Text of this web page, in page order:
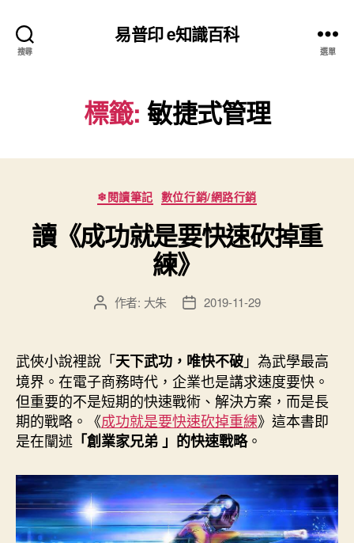
搜尋
易普印 e知識百科
選單
標籤: 敏捷式管理
分
類
❄閱讀筆記 數位行銷/網路行銷
讀《成功就是要快速砍掉重
練》
文
者
作者: 大朱
文
佈
日
期
2019-11-29
武俠小說裡說「天下武功，唯快不破」為武學最高
境界。在電子商務時代，企業也是講求速度要快。
但重要的不是短期的快速戰術、解決方案，而是長
期的戰略。《成功就是要快速砍掉重練》這本書即
是在闡述 「創業家兄弟 」的快速戰略。